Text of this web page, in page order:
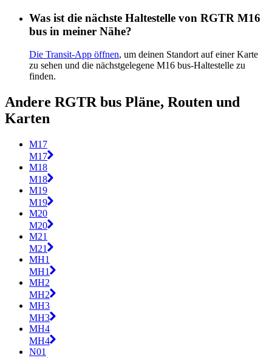
Was ist die nächste Haltestelle von RGTR M16
bus in meiner Nähe?
Die Transit-App öffnen, um deinen Standort auf einer Karte
zu sehen und die nächstgelegene M16 bus-Haltestelle zu
finden.
Andere RGTR bus Pläne, Routen und
Karten
M17
M17
M18
M18
M19
M19
M20
M20
M21
M21
MH1
MH1
MH2
MH2
MH3
MH3
MH4
MH4
N01